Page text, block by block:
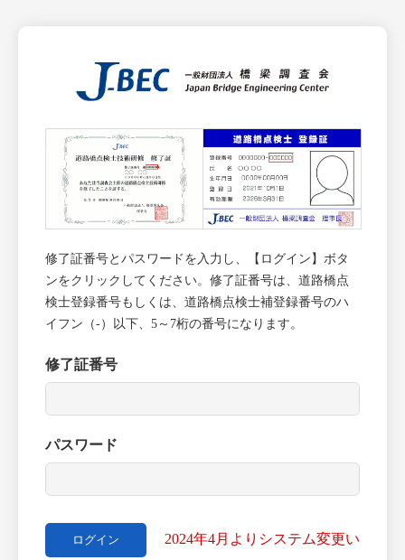
修了証番号とパスワードを入力し、【ログイン】ボタ
ンをクリックしてください。修了証番号は、道路橋点
検士登録番号もしくは、道路橋点検士補登録番号のハ
イフン（-）以下、5～7桁の番号になります。
修了証番号
パスワード
2024年4月よりシステム変更い